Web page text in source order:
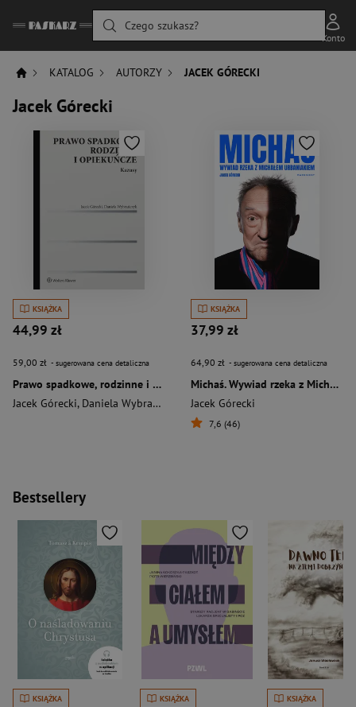
Czego szukasz?
Konto
KATALOG AUTORZY JACEK GÓRECKI
Jacek Górecki
KSIĄŻKA
44,99 zł
59,00 zł - sugerowana cena detaliczna
Prawo spadkowe, rodzinne i opiekuńcze. Kazusy
Jacek Górecki, Daniela Wybrańczyk
KSIĄŻKA
37,99 zł
64,90 zł - sugerowana cena detaliczna
Michaś. Wywiad rzeka z Michałem Urbaniakiem
Jacek Górecki
7,6 (46)
Bestsellery
KSIĄŻKA KSIĄŻKA KSIĄŻKA